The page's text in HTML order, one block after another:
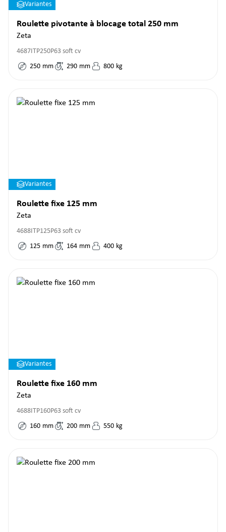
Variantes
Roulette pivotante à blocage total 250 mm
Zeta
4687ITP250P63 soft cv
250 mm 290 mm 800 kg
Variantes
Roulette fixe 125 mm
Zeta
4688ITP125P63 soft cv
125 mm 164 mm 400 kg
Variantes
Roulette fixe 160 mm
Zeta
4688ITP160P63 soft cv
160 mm 200 mm 550 kg